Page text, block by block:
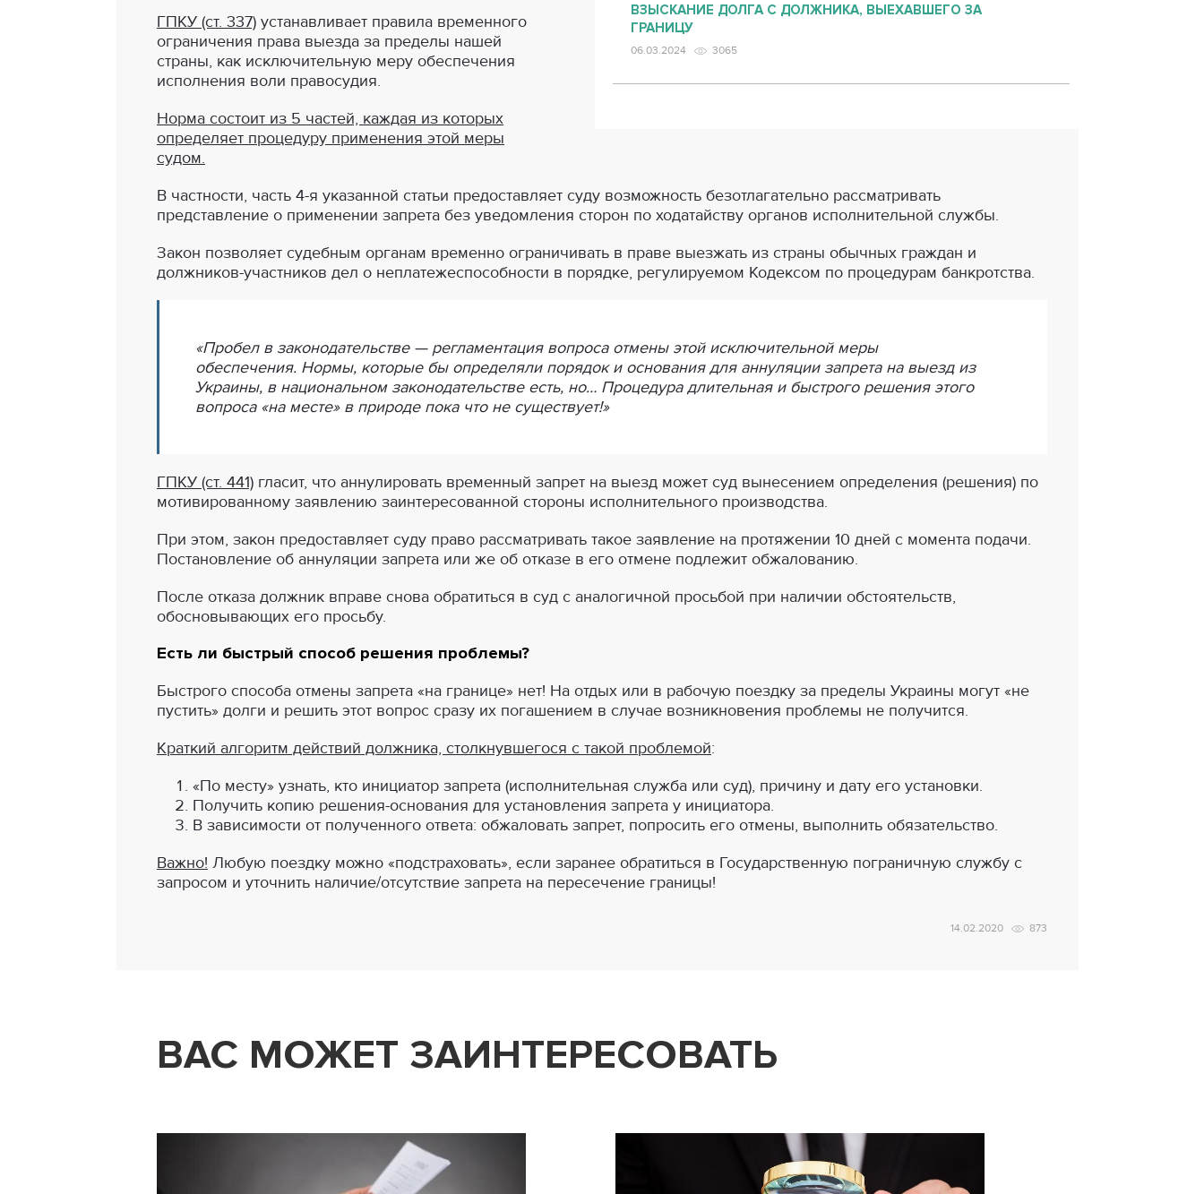
ВЗЫСКАНИЕ ДОЛГА С ДОЛЖНИКА, ВЫЕХАВШЕГО ЗА
ГРАНИЦУ
06.03.2024 3065
ГПКУ (ст. 337) устанавливает правила временного
ограничения права выезда за пределы нашей
страны, как исключительную меру обеспечения
исполнения воли правосудия.
Норма состоит из 5 частей, каждая из которых
определяет процедуру применения этой меры
судом.
В частности, часть 4-я указанной статьи предоставляет суду возможность безотлагательно рассматривать
представление о применении запрета без уведомления сторон по ходатайству органов исполнительной службы.
Закон позволяет судебным органам временно ограничивать в праве выезжать из страны обычных граждан и
должников-участников дел о неплатежеспособности в порядке, регулируемом Кодексом по процедурам банкротства.
«Пробел в законодательстве — регламентация вопроса отмены этой исключительной меры
обеспечения. Нормы, которые бы определяли порядок и основания для аннуляции запрета на выезд из
Украины, в национальном законодательстве есть, но… Процедура длительная и быстрого решения этого
вопроса «на месте» в природе пока что не существует!»
ГПКУ (ст. 441) гласит, что аннулировать временный запрет на выезд может суд вынесением определения (решения) по
мотивированному заявлению заинтересованной стороны исполнительного производства.
При этом, закон предоставляет суду право рассматривать такое заявление на протяжении 10 дней с момента подачи.
Постановление об аннуляции запрета или же об отказе в его отмене подлежит обжалованию.
После отказа должник вправе снова обратиться в суд с аналогичной просьбой при наличии обстоятельств,
обосновывающих его просьбу.
Есть ли быстрый способ решения проблемы?
Быстрого способа отмены запрета «на границе» нет! На отдых или в рабочую поездку за пределы Украины могут «не
пустить» долги и решить этот вопрос сразу их погашением в случае возникновения проблемы не получится.
Краткий алгоритм действий должника, столкнувшегося с такой проблемой:
«По месту» узнать, кто инициатор запрета (исполнительная служба или суд), причину и дату его установки.
Получить копию решения-основания для установления запрета у инициатора.
В зависимости от полученного ответа: обжаловать запрет, попросить его отмены, выполнить обязательство.
Важно! Любую поездку можно «подстраховать», если заранее обратиться в Государственную пограничную службу с
запросом и уточнить наличие/отсутствие запрета на пересечение границы!
14.02.2020 873
ВАС МОЖЕТ ЗАИНТЕРЕСОВАТЬ